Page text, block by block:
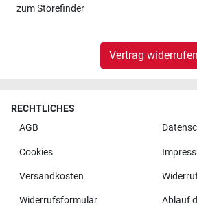
zumStorefinder
Vertrag widerrufen
RECHTLICHES
AGB
Cookies
Versandkosten
Widerrufsformular Ablauf